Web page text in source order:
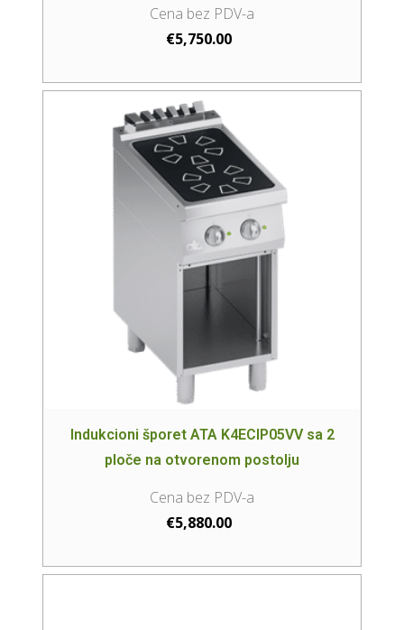
€5,750.00
Indukcioni šporet ATA K4ECIP05VV sa 2
ploče na otvorenom postolju
€5,880.00